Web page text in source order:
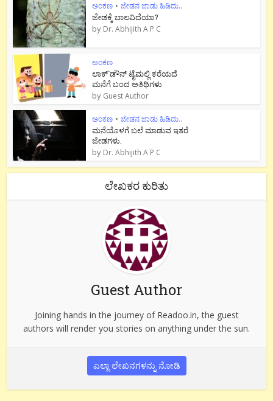
ಅಂಕಣ • ಜೇಡನ ಜಾಡು ಹಿಡಿದು..
ಜೇಡಕ್ಕೆ ಬಾಲವಿದೆಯಾ?
by Dr. Abhijith A P C
ಅಂಕಣ
ಲಾಕ್`ಡೌನ್ ಟೈಮಲ್ಲಿ ಕರೆಯದೆ
ಮನೆಗೆ ಬಂದ ಅತಿಥಿಗಳು
by Guest Author
ಅಂಕಣ • ಜೇಡನ ಜಾಡು ಹಿಡಿದು..
ಮನೆಯೊಳಗೆ ಬಲೆ ಮಾಡುವ ಇತರೆ
ಜೇಡಗಳು.
by Dr. Abhijith A P C
ಲೇಖಕರ ಕುರಿತು
Guest Author
Joining hands in the journey of Readoo.in, the guest
authors will render you stories on anything under the sun.
ಎಲ್ಲಾ ಲೇಖನಗಳನ್ನು ನೋಡಿ